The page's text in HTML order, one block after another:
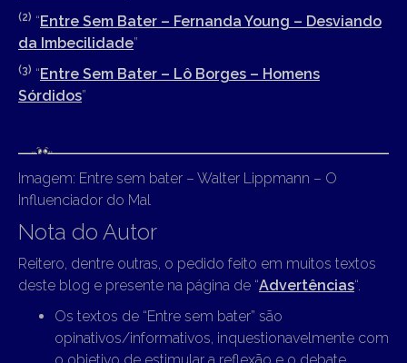
(2) “Entre Sem Bater – Fernanda Young – Desviando
da Imbecilidade”
(3) “Entre Sem Bater – Lô Borges – Homens
Sórdidos”
Imagem: Entre sem bater – Walter Lippmann – O
Influenciador do Mal
Nota do Autor
Reitero, dentre outras, o pedido feito em muitos textos
deste blog e presente na página de “Advertências“.
Os textos de “Entre sem bater” são
opinativos/informativos, inquestionavelmente com
o objetivo de estimular a reflexão e o debate.